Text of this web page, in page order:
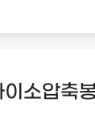
이소압축